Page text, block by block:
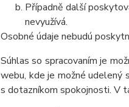
Případně další
nevyužívá.
Osobné údaje nebudú
Súhlas so spracovaním je
webu, kde je možné udelený
s dotazníkom spokojnosti. V